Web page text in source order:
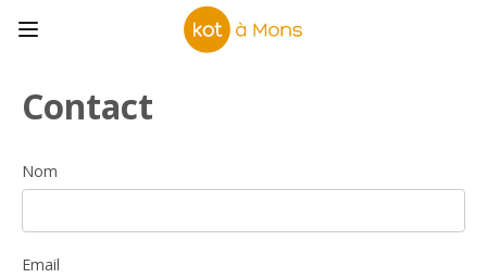
Contact
Nom
Email